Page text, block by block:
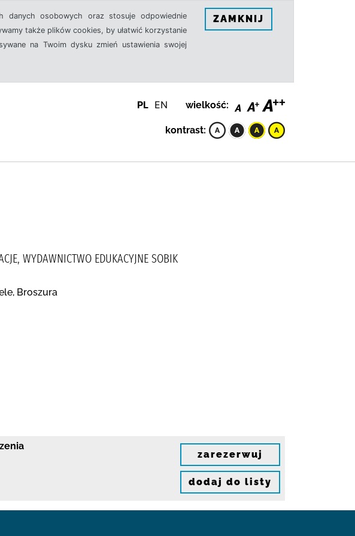
danych osobowych oraz stosuje odpowiednie
także plików cookies, by ułatwić korzystanie
na Twoim dysku zmień ustawienia swojej
ZAMKNIJ
PL EN wielkość:
kontrast:
WYDAWNICTWO EDUKACYJNE SOBIK
Broszura
zarezerwuj
dodaj do listy